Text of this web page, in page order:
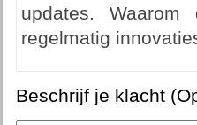
updates.
regelmatig
Beschrijf je klacht